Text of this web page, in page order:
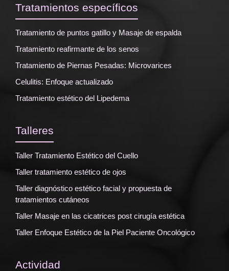
Tratamientos específicos
Tratamiento de puntos gatillo y Masaje de espalda
Tratamiento reafirmante de los senos
Tratamiento de Piernas Pesadas: Microvarices
Celulitis: Enfoque actualizado
Tratamiento estético del Lipedema
Talleres
Taller Tratamiento Estético del Cuello
Taller tratamiento estético de ojos
Taller diagnóstico estético facial y propuesta de
tratamientos cutáneos
Taller Masaje en las cicatrices post cirugía estética
Taller Enfoque Estético de la Piel Paciente Oncológico
Actividad